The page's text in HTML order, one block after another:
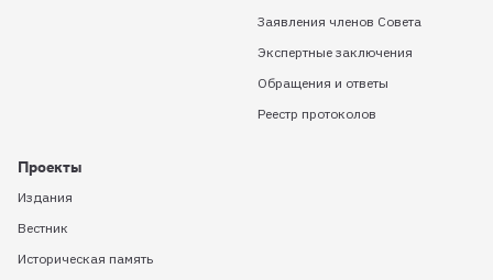
Заявления членов Совета
Экспертные заключения
Обращения и ответы
Реестр протоколов
Проекты
Издания
Вестник
Историческая память